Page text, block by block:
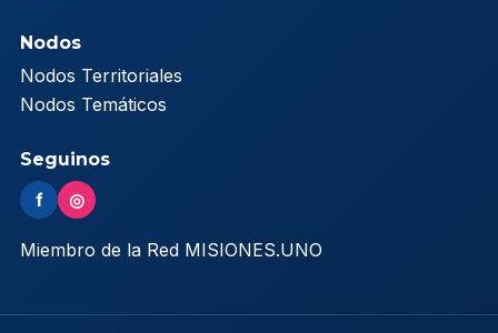
Nodos
Nodos Territoriales
Nodos Temáticos
Seguinos
f ◎
Miembro de la Red MISIONES.UNO